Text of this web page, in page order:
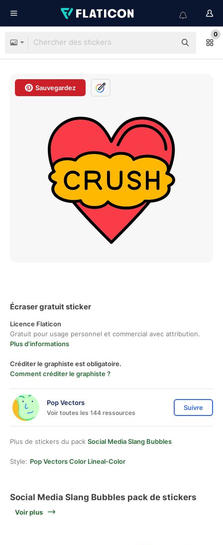
0
Sauvegardez
Écraser gratuit sticker
Licence Flaticon
Gratuit pour usage personnel et commercial avec attribution.
Plus d'informations
Créditer le graphiste est obligatoire.
Comment créditer le graphiste ?
Pop Vectors
Voir toutes les 144 ressources
Suivre
Plus de stickers du pack Social Media Slang Bubbles
Style: Pop Vectors Color Lineal-Color
Social Media Slang Bubbles pack de stickers
Voir plus